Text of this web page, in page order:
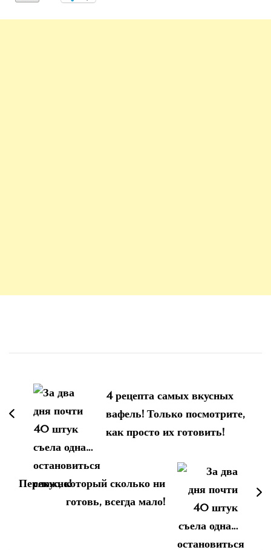
записям
4 рецепта самых вкусных
вафель! Только посмотрите,
как просто их готовить!
Перекус, который сколько ни
готовь, всегда мало!